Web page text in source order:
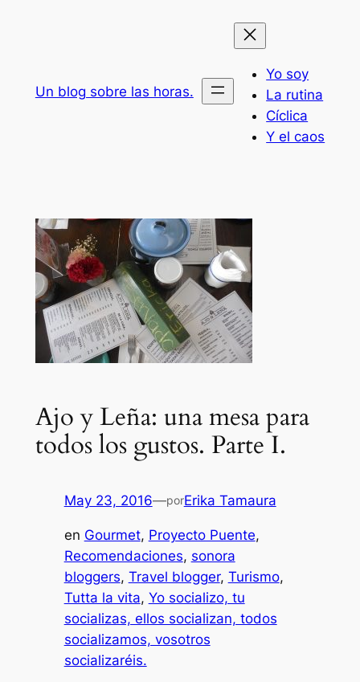
Un blog sobre las horas.
Yo soy
La rutina
Cíclica
Y el caos
Ajo y Leña: una mesa para
todos los gustos. Parte I.
May 23, 2016—porErika Tamaura
en Gourmet, Proyecto Puente
Recomendaciones, sonora
bloggers, Travel blogger, Turismo
Tutta la vita, Yo socializo, tu
socializas, ellos socializan, todos
socializamos, vosotros
socializaréis.